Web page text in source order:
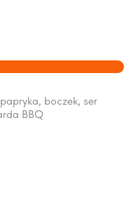
boczek, ser
BBQ